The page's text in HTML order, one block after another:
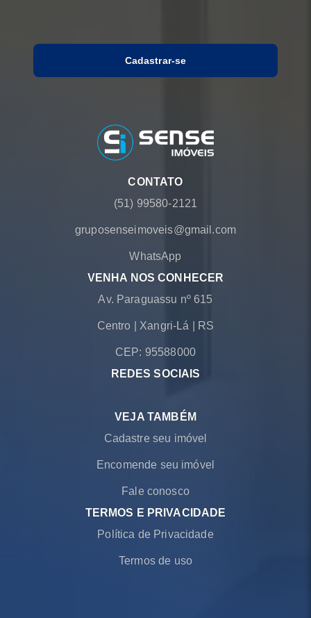
Cadastrar-se
CONTATO
(51) 99580-2121
gruposenseimoveis@gmail.com
WhatsApp
VENHA NOS CONHECER
Av. Paraguassu nº 615
Centro Xangri-Lá RS
CEP: 95588000
REDES SOCIAIS
VEJA TAMBÉM
Cadastre seu imóvel
Encomende seu imóvel
Fale conosco
TERMOS E PRIVACIDADE
Política de Privacidade
Termos de uso